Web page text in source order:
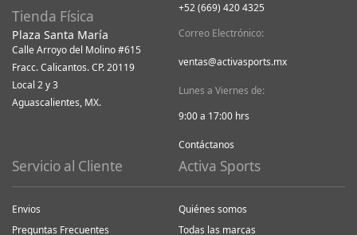
Tienda Física
Plaza Santa María
Calle Arroyo del Molino #615
Fracc. Calicantos. CP. 20119
Local 2 y 3
Aguascalientes, MX.
+52 (669) 420 4325
Correo Electrónico:
ventas@activasports.mx
Lunes a Viernes de:
9:00 a 17:00 hrs
Contáctanos
Servicio al Cliente
Envios
Preguntas Frecuentes
Activa Sports
Quiénes somos
Todas las marcas